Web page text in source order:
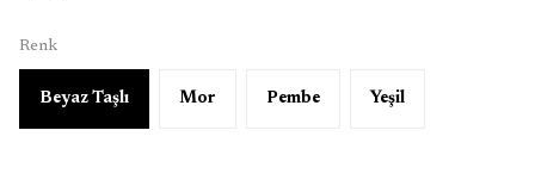
Renk
Beyaz Taşlı Mor Pembe Yeşil